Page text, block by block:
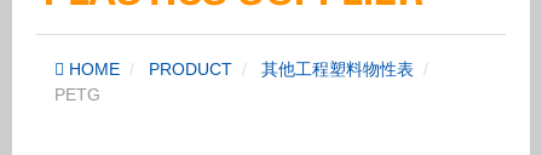
HOME PRODUCT
其他工程塑料物性表
PETG